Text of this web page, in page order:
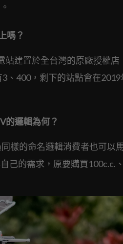
嗎？
建置於全台灣的原廠授權
、400，剩下的站點會在
的邏輯為何？
樣的命名邏輯消費者也可以
己的需求，原要購買100c.c.